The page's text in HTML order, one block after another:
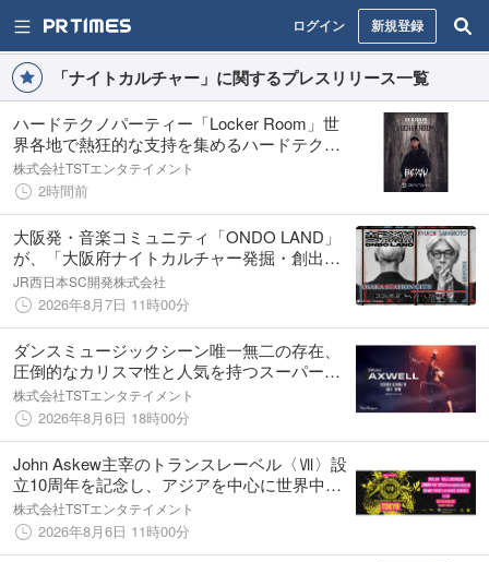
ログイン 新規登録
「ナイトカルチャー」に関するプレスリリース一覧
ハードテクノパーティー「Locker Room」世
界各地で熱狂的な支持を集めるハードテクノ
の新星 「6EJOU」 を招聘し開催決定!!
株式会社TSTエンタテイメント
2時間前
大阪発・音楽コミュニティ「ONDO LAND」
が、「大阪府ナイトカルチャー発掘・創出事
業補助金」補助対象事業に決定。大阪ステー
ションシティのルーフトップで音楽イベント
を実施。
JR西日本SC開発株式会社
2026年8月7日 11時00分
ダンスミュージックシーン唯一無二の存在、
圧倒的なカリスマ性と人気を持つスーパース
ターを招聘するビッグパーティー”THE
ONE”の第4弾!! リビングレジェンドAxwellを
招聘し開催決定!!
株式会社TSTエンタテイメント
2026年8月6日 18時00分
John Askew主宰のトランスレーベル〈Ⅶ〉設
立10周年を記念し、アジアを中心に世界中の
コアファンが集結する、一夜限りのアニバー
サリーイベントをZEROTOKYOにて開催！
株式会社TSTエンタテイメント
2026年8月6日 11時00分